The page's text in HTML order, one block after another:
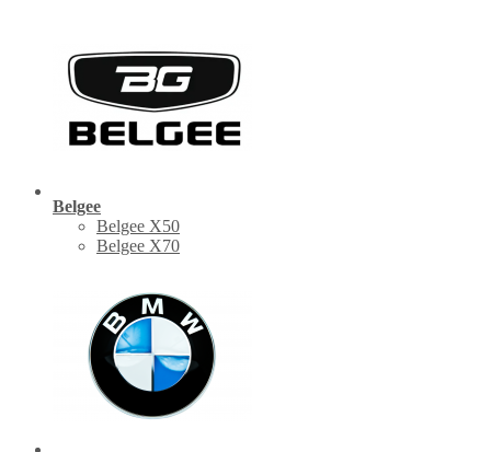
Belgee
Belgee X50
Belgee X70